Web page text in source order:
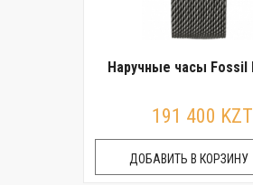
Наручные часы Fossil
191 400 KZT
ДОБАВИТЬ В КОРЗИНУ